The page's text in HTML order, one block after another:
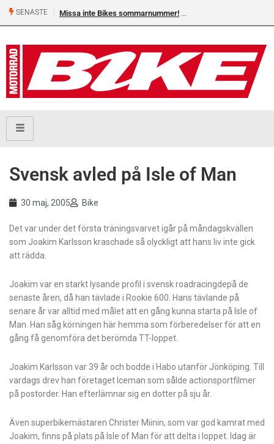
SENASTE Missa inte Bikes sommarnummer!
Svensk avled på Isle of Man
30 maj, 2005 Bike
Det var under det första träningsvarvet igår på måndagskvällen
som Joakim Karlsson kraschade så olyckligt att hans liv inte gick
att rädda.
Joakim var en starkt lysande profil i svensk roadracingdepå de
senaste åren, då han tävlade i Rookie 600. Hans tävlande på
senare år var alltid med målet att en gång kunna starta på Isle of
Man. Han såg körningen här hemma som förberedelser för att en
gång få genomföra det berömda TT-loppet.
Joakim Karlsson var 39 år och bodde i Habo utanför Jönköping. Till
vardags drev han företaget Iceman som sålde actionsportfilmer
på postorder. Han efterlämnar sig en dotter på sju år.
Även superbikemästaren Christer Miinin, som var god kamrat med
Joakim, finns på plats på Isle of Man för att delta i loppet. Idag är